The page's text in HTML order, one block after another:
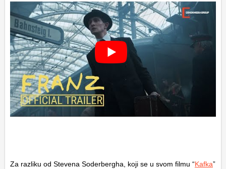
Za razliku od Stevena Soderbergha, koji se u svom filmu “Kafka”